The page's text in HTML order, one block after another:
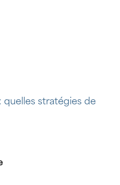
quelles stratégies de